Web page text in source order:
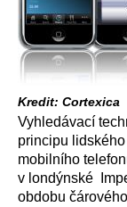
Kredit: Cortexica
Vyhledávací
principu
mobilního
v londýnské
obdobu